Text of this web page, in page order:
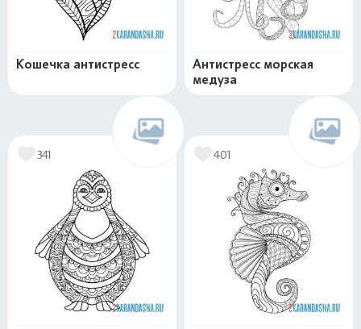
Кошечка антистресс
Антистресс морская
медуза
341 401